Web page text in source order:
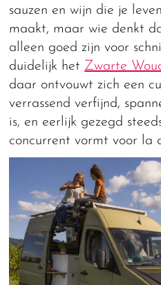
sauzen en wijn die je
maakt, maar wie denkt
alleen goed zijn voor
duidelijk het Zwarte
daar ontvouwt zich een
verrassend verfijnd,
is, en eerlijk gezegd
concurrent vormt voor la